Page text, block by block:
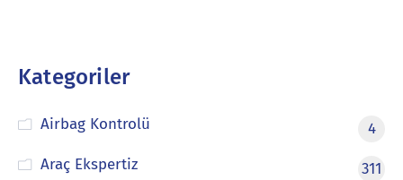
Kategoriler
Airbag Kontrolü
4
Araç Ekspertiz
311